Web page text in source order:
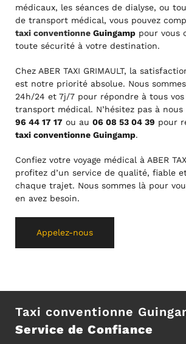
médicaux, les séances de dialyse, ou
de transport médical, vous pouvez
taxi conventionne Guingamp pour vous
toute sécurité à votre destination.
Chez ABER TAXI GRIMAULT, la
est notre priorité absolue. Nous
24h/24 et 7j/7 pour répondre à tous vos
transport médical. N’hésitez pas à
96 44 17 17 ou au 06 08 53 04 39 pour
taxi conventionne Guingamp.
Confiez votre voyage médical à ABER
profitez d’un service de qualité, fiable
chaque trajet. Nous sommes là pour
en avez besoin.
Appelez-nous
Taxi conventionne
Service de Confiance